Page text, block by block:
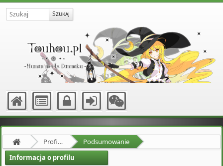
Profil użytkownika MyonEnjoyer
Podsumowanie
Informacja o profilu